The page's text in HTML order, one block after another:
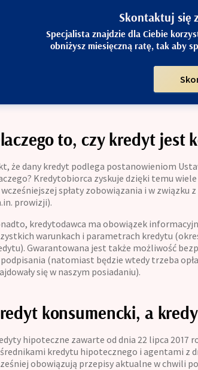
Skontaktuj się
Specjalista znajdzie dla Ciebie
obniżysz miesięczną ratę, tak aby
to, czy kredyt jest
że dany kredyt podlega postanowieniom
Kredytobiorca zyskuje dzięki temu
spłaty zobowiązania i w
prowizji).
kredytodawca ma obowiązek
warunkach i parametrach kredytu
Gwarantowana jest także możliwość
(natomiast będzie wtedy trzeba
się w naszym posiadaniu).
konsumencki, a
hipoteczne zawarte od dnia 22 lipca 2017
kredytu hipotecznego i agentami z
obowiązują przepisy aktualne w chwili